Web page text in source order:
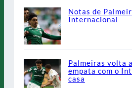
Notas de
Internacional
Palmeiras volta
empata com o
casa